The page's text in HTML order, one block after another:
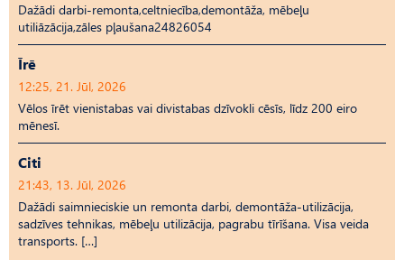
Dažādi darbi-remonta,celtniecība,demontāža, mēbeļu
utiliāzācija,zāles pļaušana24826054
Īrē
12:25, 21. Jūl, 2026
Vēlos īrēt vienistabas vai divistabas dzīvokli cēsīs, līdz 200 eiro
mēnesī.
Citi
21:43, 13. Jūl, 2026
Dažādi saimnieciskie un remonta darbi, demontāža-utilizācija,
sadzīves tehnikas, mēbeļu utilizācija, pagrabu tīrīšana. Visa veida
transports. […]